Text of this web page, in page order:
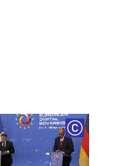
COPYRIGHT